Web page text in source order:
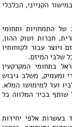
הקנייני, הכלכלי
התמחויות ותחומי
חברות ושוק ההון,
ויוצר עבור לקוחותיו
שלבי המיזם.
בתחומי המקרקעין
ומעמיק, משלב גיבוש
ועד למימושו המלא.
שותף בכיר המלווה כל
בעשרות אלפי יחידות